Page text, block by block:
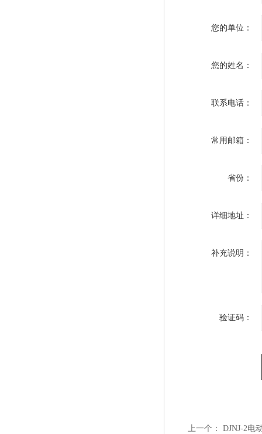
您的单位：
您的姓名：
联系电话：
常用邮箱：
省份：
详细地址：
补充说明：
验证码：
上一个： DJNJ-2电